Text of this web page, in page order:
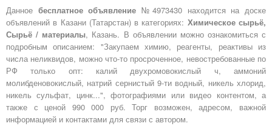
Данное бесплатное объявление №4973430 находится на доске
объявлений в Казани (Татарстан) в категориях: Химическое сырьё,
Сырьё / материалы, Казань. В объявлении можно ознакомиться с
подробным описанием: "Закупаем химию, реагенты, реактивы из
числа неликвидов, можно что-то просроченное, невостребованные по
РФ только опт: калий двухромовокислый ч, аммоний
молибденовокислый, натрий сернистый 9-ти водный, никель хлорид,
никель сульфат, цинк...", фотографиями или видео контентом, а
также с ценой 990 000 руб. Торг возможен, адресом, важной
информацией и контактами для связи с автором.